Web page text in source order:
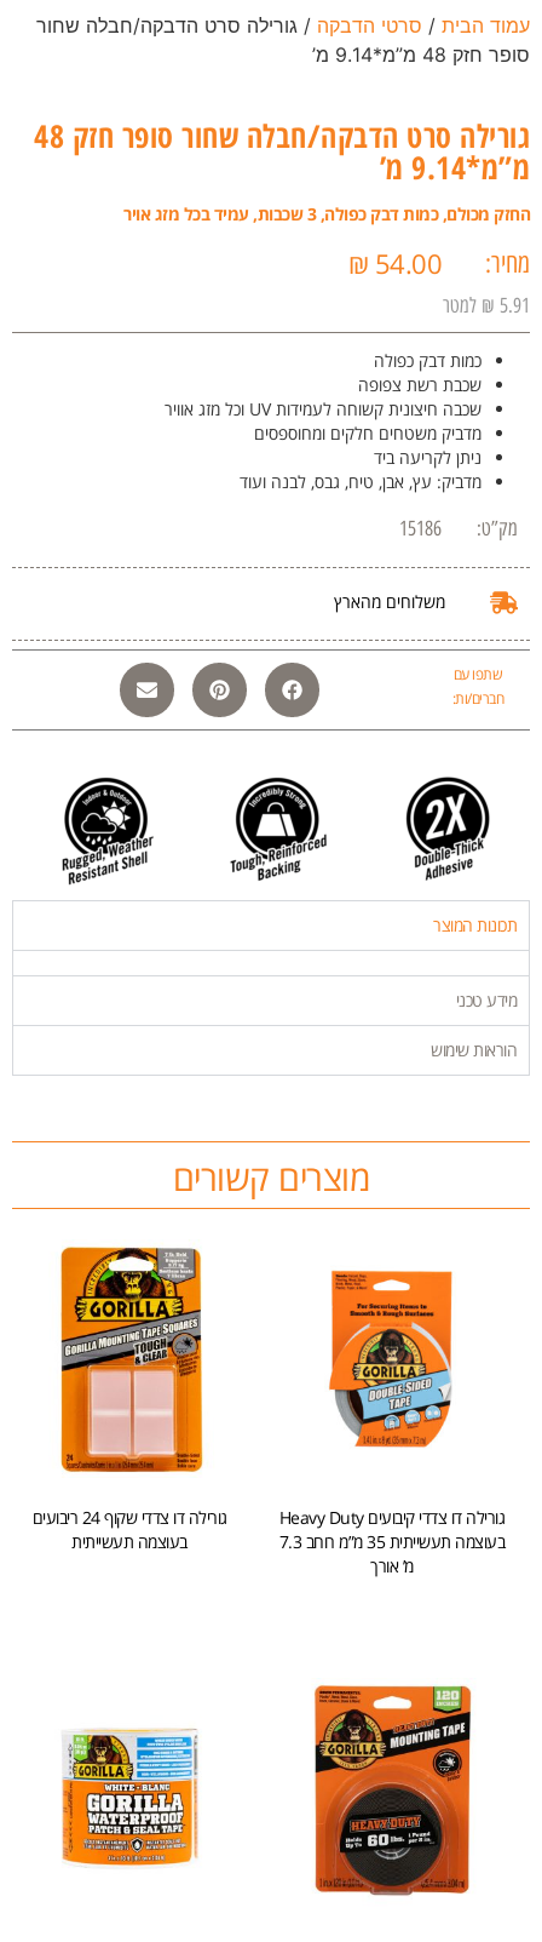
עמוד הבית/ סרטי הדבקה / גורילה סרט הדבקה/חבלה שחור
סופר חזק 48 מ”מ*9.14 מ’
גורילה סרט הדבקה/חבלה שחור סופר חזק 48
מ”מ*9.14 מ’
החזק מכולם, כמות דבק כפולה, 3 שכבות, עמיד בכל מזג אויר
מחיר: ₪ 54.00
5.91 ₪ למטר
כמות דבק כפולה
שכבת רשת צפופה
שכבה חיצונית קשוחה לעמידות UV וכל מזג אוויר
מדביק משטחים חלקים ומחוספסים
ניתן לקריעה ביד
מדביק: עץ, אבן, טיח, גבס, לבנה ועוד
מק”ט: 15186
משלוחים מהארץ
שתפו עם
חברים/ות:
תכונות המוצר
מידע טכני
הוראות שימוש
מוצרים קשורים
גורילה דו צדדי קיבועים Heavy Duty
בעוצמה תעשייתית 35 מ”מ רוחב 7.3
מ’ אורך
גורילה דו צדדי שקוף 24 ריבועים
בעוצמה תעשייתית